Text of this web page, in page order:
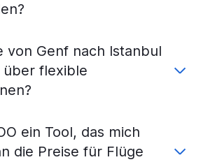
Antakya
Kahramanmaraş
von Genf nach Istanbul
über flexible
ein Tool, das mich
die Preise für Flüge